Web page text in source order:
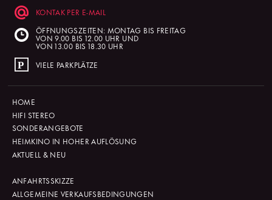
KONTAK PER E-MAIL
ÖFFNUNGSZEITEN: MONTAG BIS FREITAG
VON 9.00 BIS 12.00 UHR UND
VON 13.00 BIS 18.30 UHR
VIELE PARKPLÄTZE
HOME
HIFI STEREO
SONDERANGEBOTE
HEIMKINO IN HOHER AUFLÖSUNG
AKTUELL & NEU
ANFAHRTSSKIZZE
ALLGEMEINE VERKAUFSBEDINGUNGEN